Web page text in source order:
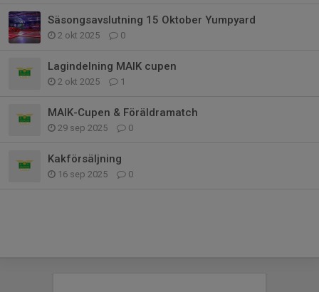
Säsongsavslutning 15 Oktober Yumpyard
2 okt 2025 0
Lagindelning MAIK cupen
2 okt 2025 1
MAIK-Cupen & Föräldramatch
29 sep 2025 0
Kakförsäljning
16 sep 2025 0